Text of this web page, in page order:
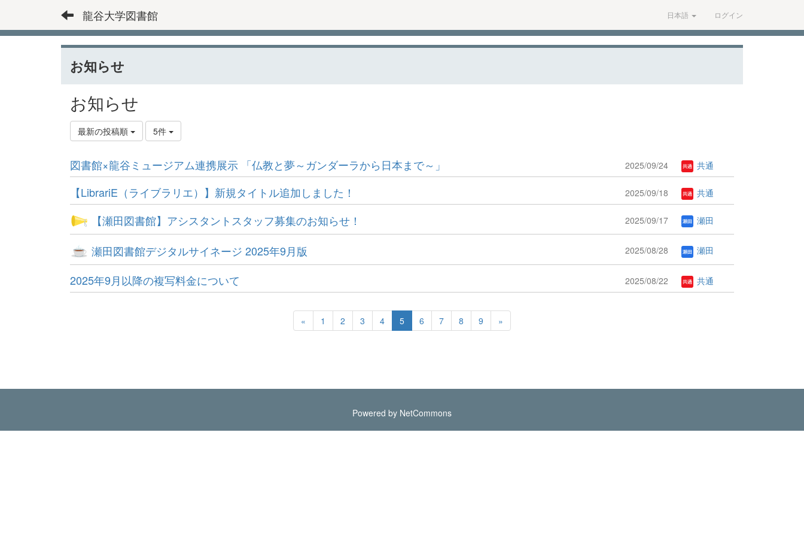
龍谷大学図書館 日本語 ログイン
お知らせ
お知らせ
最新の投稿順 5件
図書館×龍谷ミュージアム連携展示 「仏教と夢～ガンダーラから日本まで～」 2025/09/24 共通
【LibrariE（ライブラリエ）】新規タイトル追加しました！ 2025/09/18 共通
【瀬田図書館】アシスタントスタッフ募集のお知らせ！ 2025/09/17 瀬田
瀬田図書館デジタルサイネージ 2025年9月版 2025/08/28 瀬田
2025年9月以降の複写料金について 2025/08/22 共通
« 1 2 3 4 5 6 7 8 9 »
Powered by NetCommons